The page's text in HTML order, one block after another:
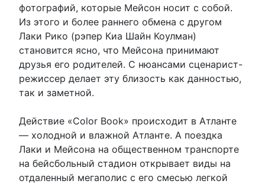
фотографий, которые Мейсон носит с собой.
Из этого и более раннего обмена с другом
Лаки Рико (рэпер Киа Шайн Коулман)
становится ясно, что Мейсона принимают
друзья его родителей. С нюансами сценарист-
режиссер делает эту близость как данностью,
так и заметной.
Действие «Color Book» происходит в Атланте
— холодной и влажной Атланте. А поездка
Лаки и Мейсона на общественном транспорте
на бейсбольный стадион открывает виды на
отдаленный мегаполис с его смесью легкой